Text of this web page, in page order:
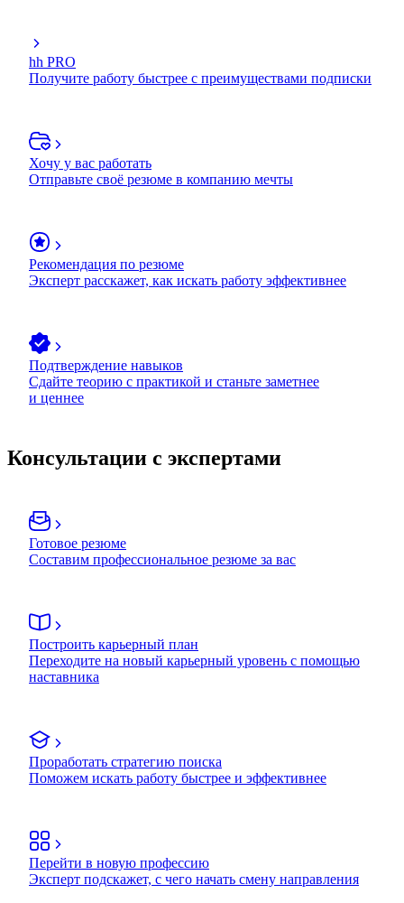
hh PRO
Получите работу быстрее с преимуществами подписки
Хочу у вас работать
Отправьте своё резюме в компанию мечты
Рекомендация по резюме
Эксперт расскажет, как искать работу эффективнее
Подтверждение навыков
Сдайте теорию с практикой и станьте заметнее
и ценнее
Консультации с экспертами
Готовое резюме
Составим профессиональное резюме за вас
Построить карьерный план
Переходите на новый карьерный уровень с помощью
наставника
Проработать стратегию поиска
Поможем искать работу быстрее и эффективнее
Перейти в новую профессию
Эксперт подскажет, с чего начать смену направления